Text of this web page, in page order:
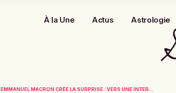
À la Une Actus Astrologie
EMMANUEL MACRON CRÉE LA SURPRISE : VERS UNE INTER...